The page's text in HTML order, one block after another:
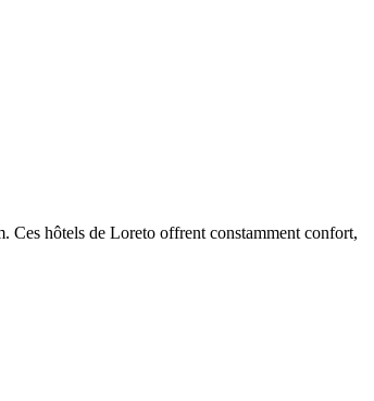
Ces hôtels de Loreto offrent constamment confort,